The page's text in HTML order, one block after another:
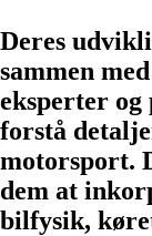
Deres
sammen
eksperter
forstå
motorsport.
dem at
bilfysik,